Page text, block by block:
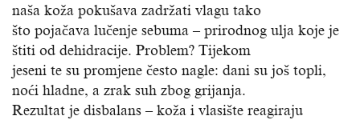
naša koža pokušava zadržati vlagu tako
što pojačava lučenje sebuma – prirodnog ulja koje je
štiti od dehidracije. Problem? Tijekom
jeseni te su promjene često nagle: dani su još topli,
noći hladne, a zrak suh zbog grijanja.
Rezultat je disbalans – koža i vlasište reagiraju